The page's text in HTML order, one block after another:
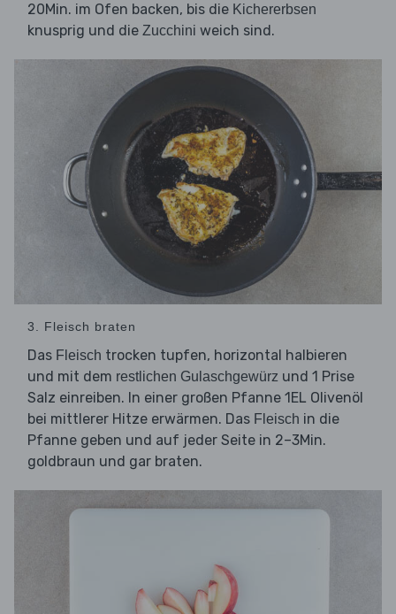
20Min. im Ofen backen, bis die Kichererbsen
knusprig und die Zucchini weich sind.
3. Fleisch braten
Das Fleisch trocken tupfen, horizontal halbieren
und mit dem restlichen Gulaschgewürz und 1 Prise
Salz einreiben. In einer großen Pfanne 1EL Olivenöl
bei mittlerer Hitze erwärmen. Das Fleisch in die
Pfanne geben und auf jeder Seite in 2–3Min.
goldbraun und gar braten.